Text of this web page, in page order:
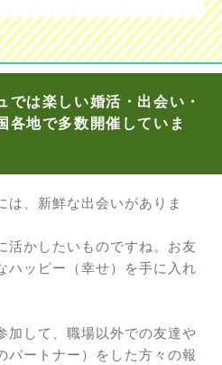
では楽しい婚活・出会い・
各地で多数開催していま
は、新鮮な出会いがありま
活かしたいものですね。お友
ハッピー（幸せ）を手に入れ
加して、職場以外での友達や
パートナー）をした方々の報